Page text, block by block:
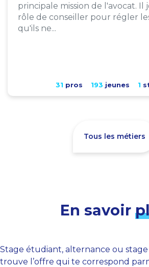
principale mission de l'avocat. Il
rôle de conseiller pour régler
qu'ils ne...
31 pros 193 jeunes 1
Tous les métiers
En savoir
Stage étudiant, alternance ou
trouve l’offre qui te correspond